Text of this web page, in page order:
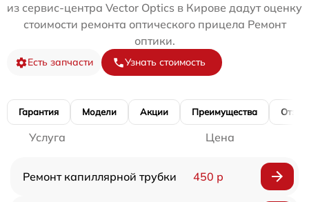
из сервис-центра Vector Optics в Кирове дадут оценку
стоимости ремонта оптического прицела Ремонт
оптики.
Есть запчасти Узнать стоимость
Гарантия Модели Акции Преимущества
Услуга Цена
Ремонт капиллярной трубки 450 р